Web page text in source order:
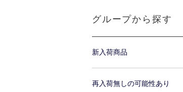
グループから探す
新入荷商品
再入荷無しの可能性あり